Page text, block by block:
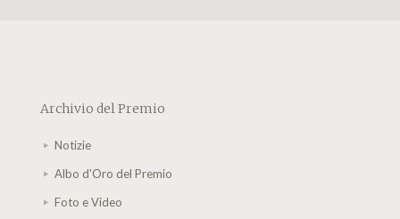
Archivio del Premio
Notizie
Albo d'Oro del Premio
Foto e Video